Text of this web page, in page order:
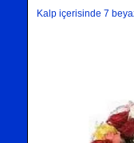
Kalp içerisinde 7